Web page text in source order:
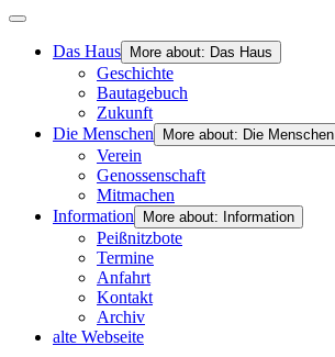
Das Haus More about: Das Haus
Geschichte
Bautagebuch
Zukunft
Die Menschen
More about: Die Menschen
Verein
Genossenschaft
Mitmachen
Information
More about: Information
Peißnitzbote
Termine
Anfahrt
Kontakt
Archiv
alte Webseite